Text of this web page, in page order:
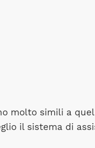
molto simili a
il sistema di